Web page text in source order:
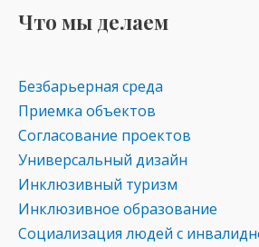
Что мы делаем
Безбарьерная среда
Приемка объектов
Согласование проектов
Универсальный дизайн
Инклюзивный туризм
Инклюзивное образование
Социализация людей с